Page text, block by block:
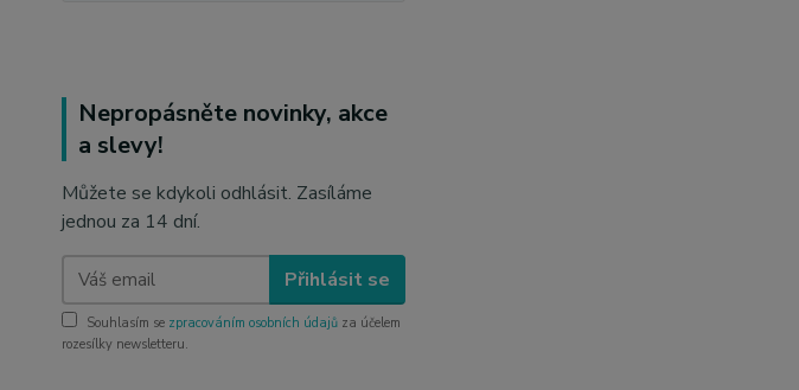
Nepropásněte novinky, akce
a slevy!
Můžete se kdykoli odhlásit. Zasíláme
jednou za 14 dní.
Přihlásit se
Souhlasím se zpracováním osobních údajů za účelem
rozesílky newsletteru.